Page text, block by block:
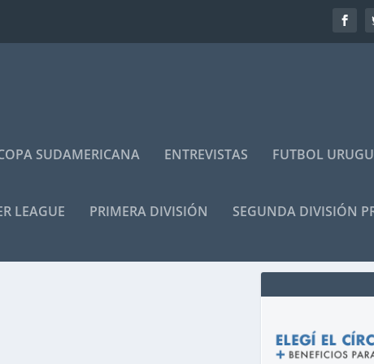
SUDAMERICANA ENTREVISTAS FUTBOL
LEAGUE PRIMERA DIVISIÓN SEGUNDA DIVISIÓN